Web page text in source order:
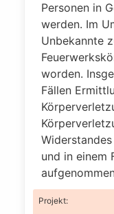
Personen in
werden. Im
Unbekannte
worden.
Fällen
und in einem
Projekt: